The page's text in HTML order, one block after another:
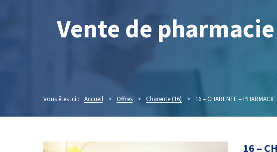
Vente de pharmacie
Vous êtes ici : Accueil > Offres > Charente (16) > 16 – CHARENTE – PHARMACIE
16 –